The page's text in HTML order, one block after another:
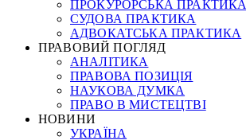
ПРОКУРОРСЬКА ПРАКТИКА
СУДОВА ПРАКТИКА
АДВОКАТСЬКА ПРАКТИКА
ПРАВОВИЙ ПОГЛЯД
АНАЛІТИКА
ПРАВОВА ПОЗИЦІЯ
НАУКОВА ДУМКА
ПРАВО В МИСТЕЦТВІ
НОВИНИ
УКРАЇНА